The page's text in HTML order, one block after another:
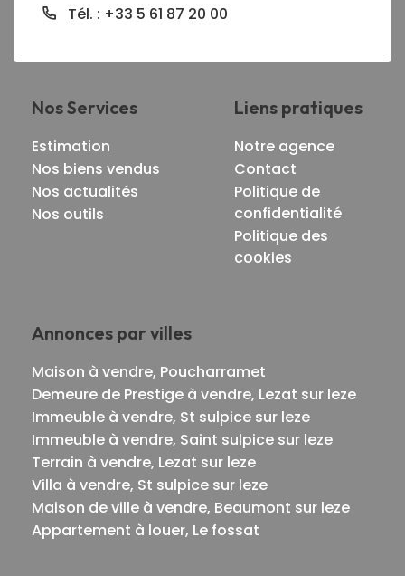
Tél. : +33 5 61 87 20 00
Nos Services
Estimation
Nos biens vendus
Nos actualités
Nos outils
Liens pratiques
Notre agence
Contact
Politique de
confidentialité
Politique des
cookies
Annonces par villes
Maison à vendre, Poucharramet
Demeure de Prestige à vendre, Lezat sur leze
Immeuble à vendre, St sulpice sur leze
Immeuble à vendre, Saint sulpice sur leze
Terrain à vendre, Lezat sur leze
Villa à vendre, St sulpice sur leze
Maison de ville à vendre, Beaumont sur leze
Appartement à louer, Le fossat